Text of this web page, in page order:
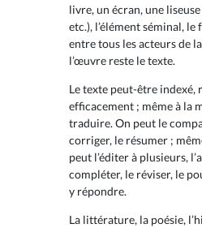
livre, un écran, une
etc.), l’élément séminal,
entre tous les acteurs de
l’œuvre reste le texte.
Le texte peut-être indexé,
efficacement ; même à la
traduire. On peut le
corriger, le résumer ;
peut l’éditer à plusieurs,
compléter, le réviser, le
y répondre.
La littérature, la poésie,